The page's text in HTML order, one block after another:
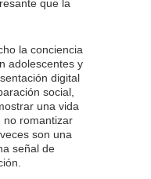
que la
la conciencia
adolescentes y
digital
social,
una vida
no romantizar
son una
señal de